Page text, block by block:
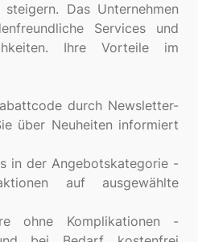
Das Unternehmen
Services und
Ihre Vorteile im
durch Newsletter-
über Neuheiten informiert
in der Angebotskategorie -
auf ausgewählte
ohne Komplikationen -